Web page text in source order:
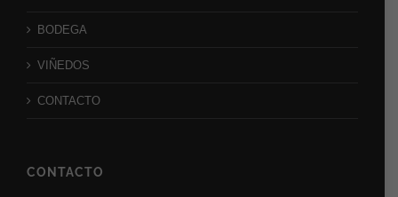
BODEGA
VIÑEDOS
CONTACTO
CONTACTO